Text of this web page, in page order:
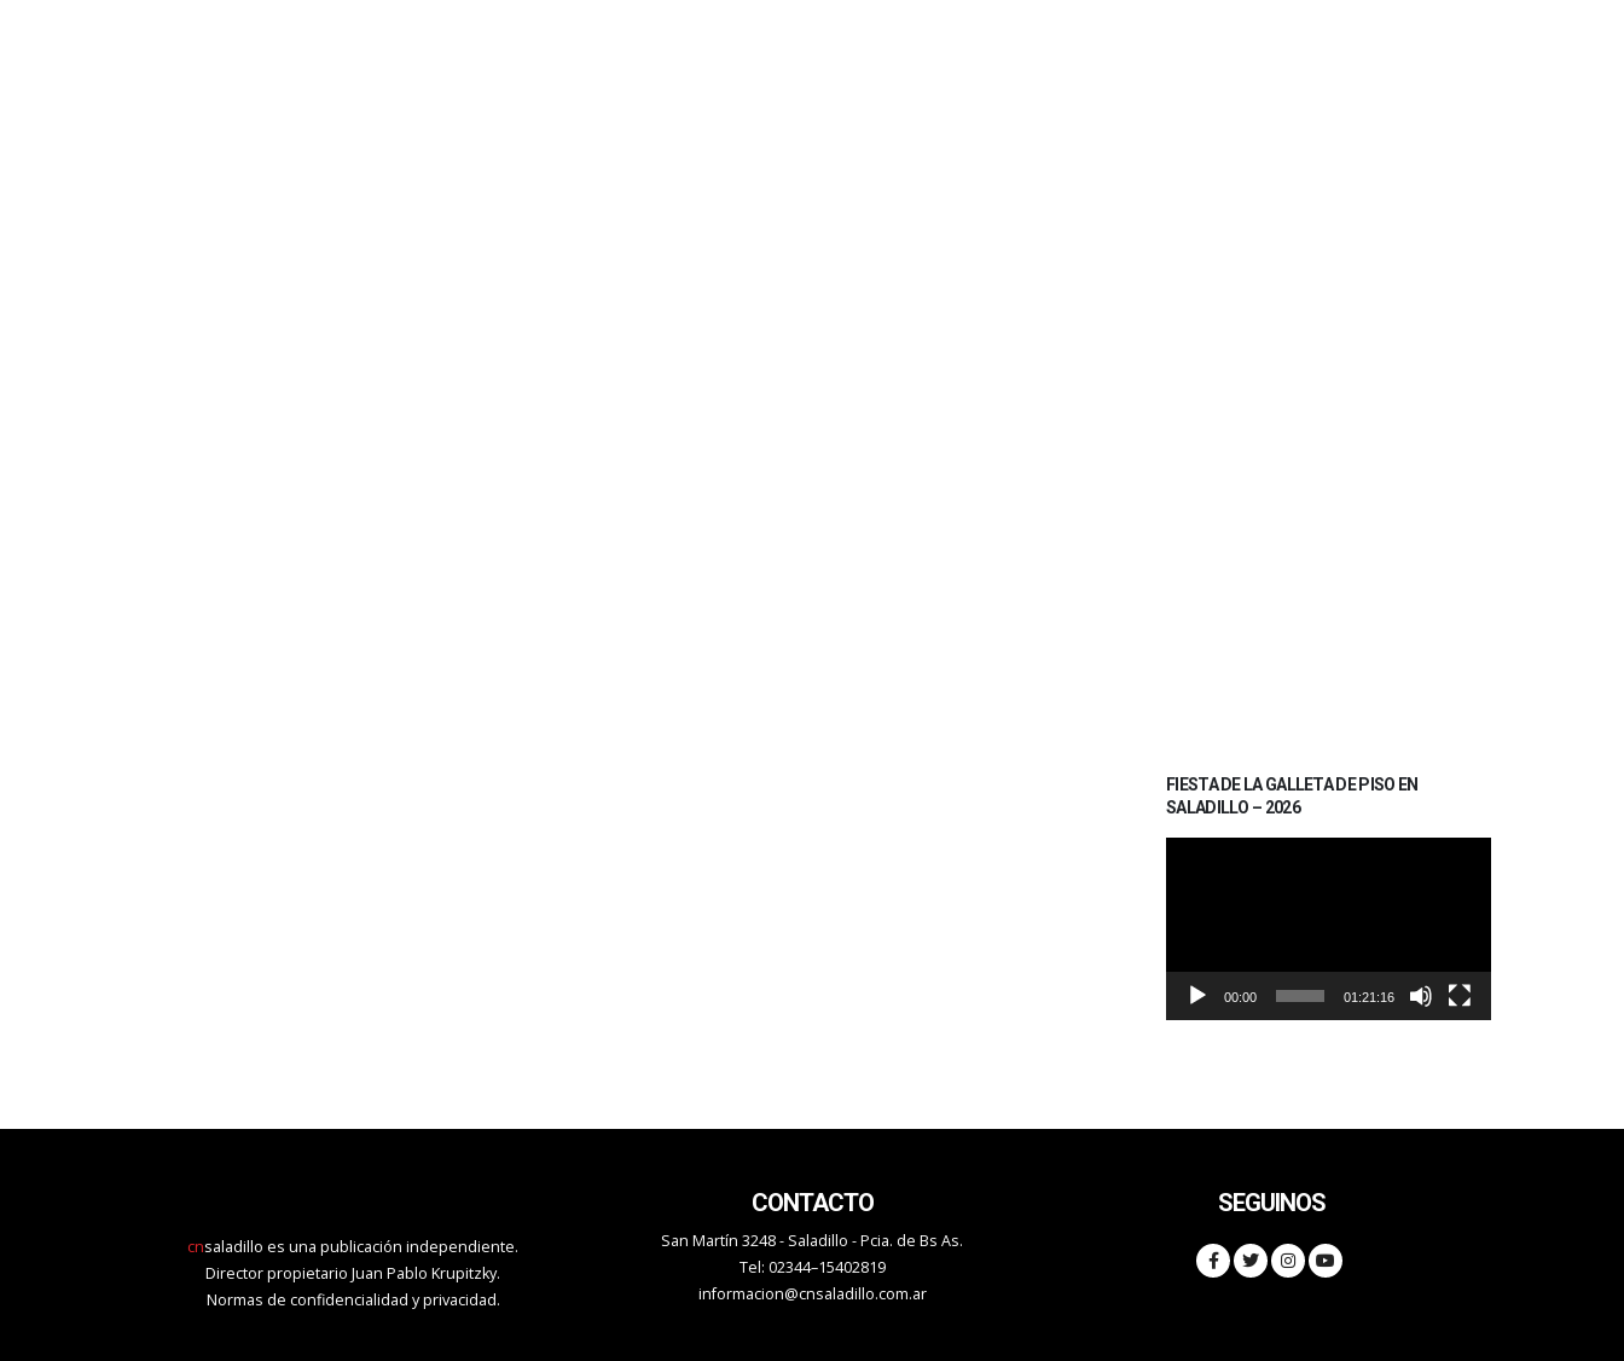
FIESTA DE LA GALLETA DE PISO EN
SALADILLO – 2026
00:00 01:21:16
cnsaladillo es una publicación independiente.
Director propietario Juan Pablo Krupitzky.
Normas de confidencialidad y privacidad.
CONTACTO
San Martín 3248 - Saladillo - Pcia. de Bs As.
Tel: 02344–15402819
informacion@cnsaladillo.com.ar
SEGUINOS